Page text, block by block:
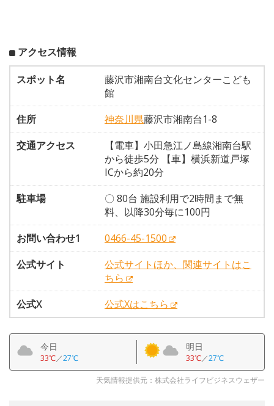
アクセス情報
スポット名
藤沢市湘南台文化センターこども
館
住所
神奈川県藤沢市湘南台1-8
交通アクセス
【電車】小田急江ノ島線湘南台駅
から徒歩5分 【車】横浜新道戸塚
ICから約20分
駐車場
〇 80台 施設利用で2時間まで無
料、以降30分毎に100円
お問い合わせ1
0466-45-1500
公式サイト
公式サイトほか、関連サイトはこ
ちら
公式X
公式Xはこちら
今日
33℃／27℃
明日
33℃／27℃
天気情報提供元：株式会社ライフビジネスウェザー